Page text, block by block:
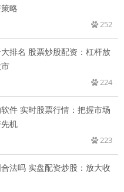
略
252
排名 股票炒股配资：杠杆放
224
件 实时股票行情：把握市场
机
223
法吗 实盘配资炒股：放大收